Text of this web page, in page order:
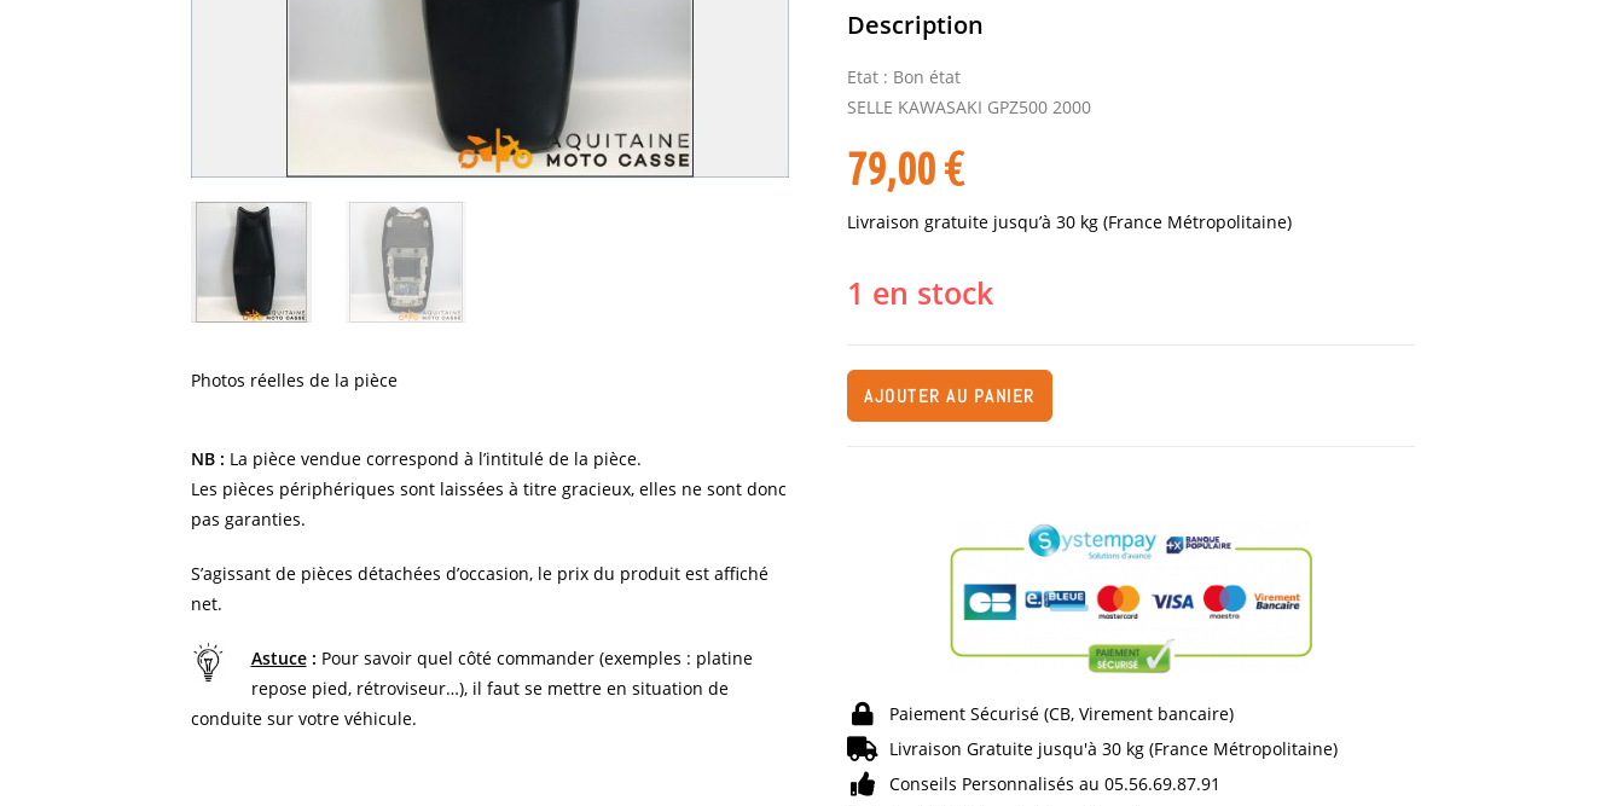
Photos réelles de la pièce
NB : La pièce vendue correspond à l’intitulé de la pièce.
Les pièces périphériques sont laissées à titre gracieux, elles ne sont donc
pas garanties.
S’agissant de pièces détachées d’occasion, le prix du produit est affiché
net.
Astuce: Pour savoir quel côté commander (exemples : platine
repose pied, rétroviseur…), il faut se mettre en situation de
conduite sur votre véhicule.
Description
Etat : Bon état
SELLE KAWASAKI GPZ500 2000
79,00€
Livraison gratuite jusqu’à 30 kg (France Métropolitaine)
1 en stock
AJOUTER AU PANIER
Paiement Sécurisé (CB, Virement bancaire)
Livraison Gratuite jusqu'à 30 kg (France Métropolitaine)
Conseils Personnalisés au 05.56.69.87.91